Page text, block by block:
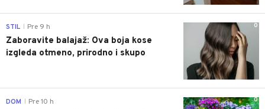
0
STIL Pre 9 h
Zaboravite balajaž: Ova boja kose
izgleda otmeno, prirodno i skupo
0
DOM Pre 10 h